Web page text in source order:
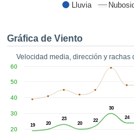
en
así como
un perfil
y
más
Lluvia
Gráfica de Viento
Velocidad media, dirección y
20
30
40
50
60
19 20
23
20
22
30
24